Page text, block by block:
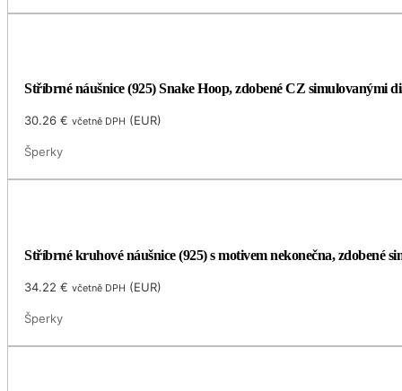
Stříbrné náušnice (925) Snake Hoop, zdobené CZ simulovanými
30.26€ včetně DPH (EUR)
Šperky
Stříbrné kruhové náušnice (925) s motivem nekonečna, zdobené
34.22€ včetně DPH (EUR)
Šperky